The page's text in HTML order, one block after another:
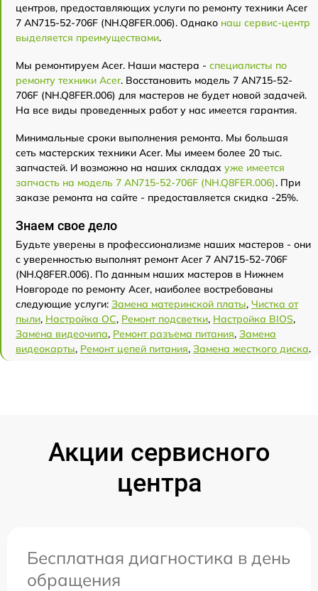
центров, предоставляющих услуги по ремонту техники Acer
7 AN715-52-706F (NH.Q8FER.006). Однако наш сервис-центр
выделяется преимуществами.
Мы ремонтируем Acer. Наши мастера - специалисты по
ремонту техники Acer. Восстановить модель 7 AN715-52-
706F (NH.Q8FER.006) для мастеров не будет новой задачей.
На все виды проведенных работ у нас имеется гарантия.
Минимальные сроки выполнения ремонта. Мы большая
сеть мастерских техники Acer. Мы имеем более 20 тыс.
запчастей. И возможно на наших складах уже имеется
запчасть на модель 7 AN715-52-706F (NH.Q8FER.006). При
заказе ремонта на сайте - предоставляется скидка -25%.
Знаем свое дело
Будьте уверены в профессионализме наших мастеров - они
с уверенностью выполнят ремонт Acer 7 AN715-52-706F
(NH.Q8FER.006). По данным наших мастеров в Нижнем
Новгороде по ремонту Acer, наиболее востребованы
следующие услуги: Замена материнской платы, Чистка от
пыли, Настройка ОС, Ремонт подсветки, Настройка BIOS,
Замена видеочипа, Ремонт разъема питания, Замена
видеокарты, Ремонт цепей питания, Замена жесткого диска.
Акции сервисного
центра
Бесплатная диагностика в день
обращения